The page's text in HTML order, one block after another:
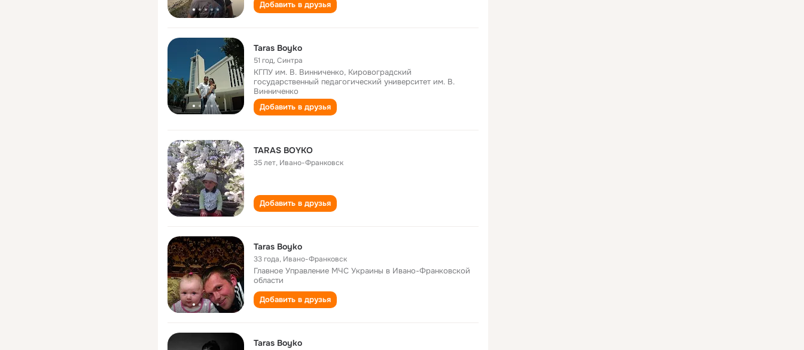
Добавить в друзья
Taras Boyko
51 год,Синтра
КГПУ им. В. Винниченко, Кировоградский
государственный педагогический университет им. В.
Винниченко
Добавить в друзья
TARAS BOYKO
35 лет, Ивано-Франковск
Добавить в друзья
Taras Boyko
33 года, Ивано-Франковск
Главное Управление МЧС Украины в Ивано-Франковской
области
Добавить в друзья
Taras Boyko